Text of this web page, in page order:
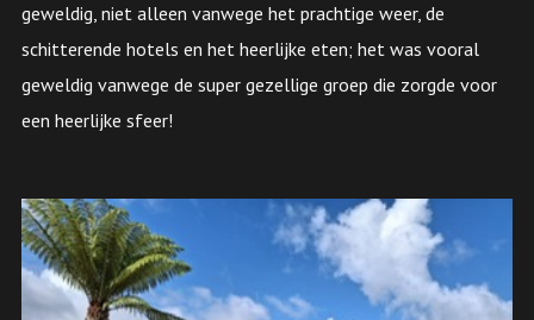
geweldig, niet alleen vanwege het prachtige weer, de
schitterende hotels en het heerlijke eten; het was vooral
geweldig vanwege de super gezellige groep die zorgde voor
een heerlijke sfeer!